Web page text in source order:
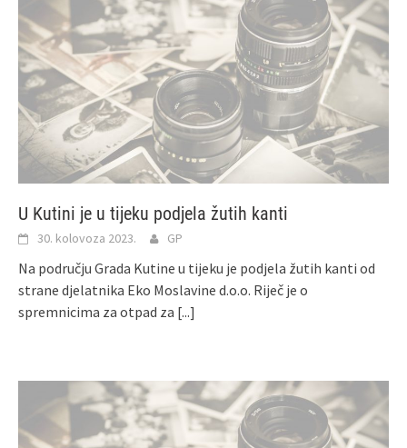
U Kutini je u tijeku podjela žutih kanti
30. kolovoza 2023. GP
Na području Grada Kutine u tijeku je podjela žutih kanti od
strane djelatnika Eko Moslavine d.o.o. Riječ je o
spremnicima za otpad za [...]